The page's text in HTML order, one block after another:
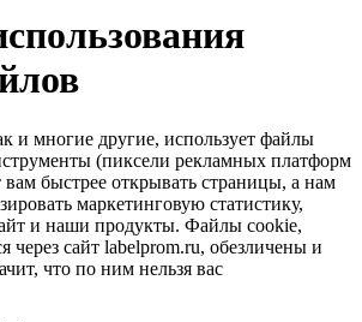
и многие другие, использует файлы
(пиксели рекламных платформ
быстрее открывать страницы, а нам
маркетинговую статистику,
и наши продукты. Файлы сookie,
через сайт labelprom.ru, обезличены и
что по ним нельзя вас